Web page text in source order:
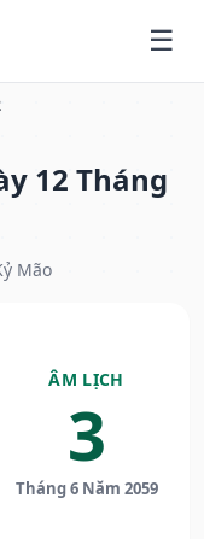
12 Tháng
Mão
ÂM LỊCH
3
Tháng 6 Năm 2059